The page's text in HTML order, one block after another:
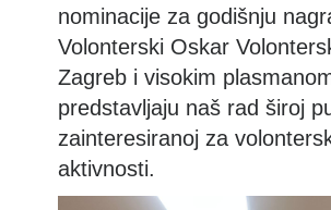
nominacije za godišnju
Volonterski Oskar
Zagreb i visokim
predstavljaju naš rad široj
zainteresiranoj za
aktivnosti.